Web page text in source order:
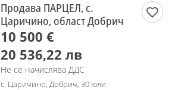
Продава ПАРЦЕЛ, с.
Царичино, област Добрич
10 500 €
20 536,22 лв
Не се начислява ДДС
с. Царичино, Добрич, 30 юли